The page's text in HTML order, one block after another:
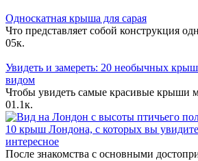
Односкатная крыша для сарая
Что представляет собой конструкция
05к.
Увидеть и замереть: 20 необычных
видом
Чтобы увидеть самые красивые крыши
01.1к.
10 крыш Лондона, с которых вы
интересное
После знакомства с основными